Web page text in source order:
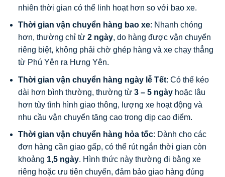
nhiên thời gian có thể linh hoạt hơn so với bao xe.
Thời gian vận chuyển hàng bao xe: Nhanh chóng
hơn, thường chỉ từ 2 ngày, do hàng được vận chuyển
riêng biệt, không phải chờ ghép hàng và xe chạy thẳng
từ Phú Yên ra Hưng Yên.
Thời gian vận chuyển hàng ngày lễ Tết: Có thể kéo
dài hơn bình thường, thường từ 3 – 5 ngàyhoặc lâu
hơn tùy tình hình giao thông, lượng xe hoạt động và
nhu cầu vận chuyển tăng cao trong dịp cao điểm.
Thời gian vận chuyển hàng hỏa tốc: Dành cho các
đơn hàng cần giao gấp, có thể rút ngắn thời gian còn
khoảng 1,5 ngày. Hình thức này thường đi bằng xe
riêng hoặc ưu tiên chuyến, đảm bảo giao hàng đúng